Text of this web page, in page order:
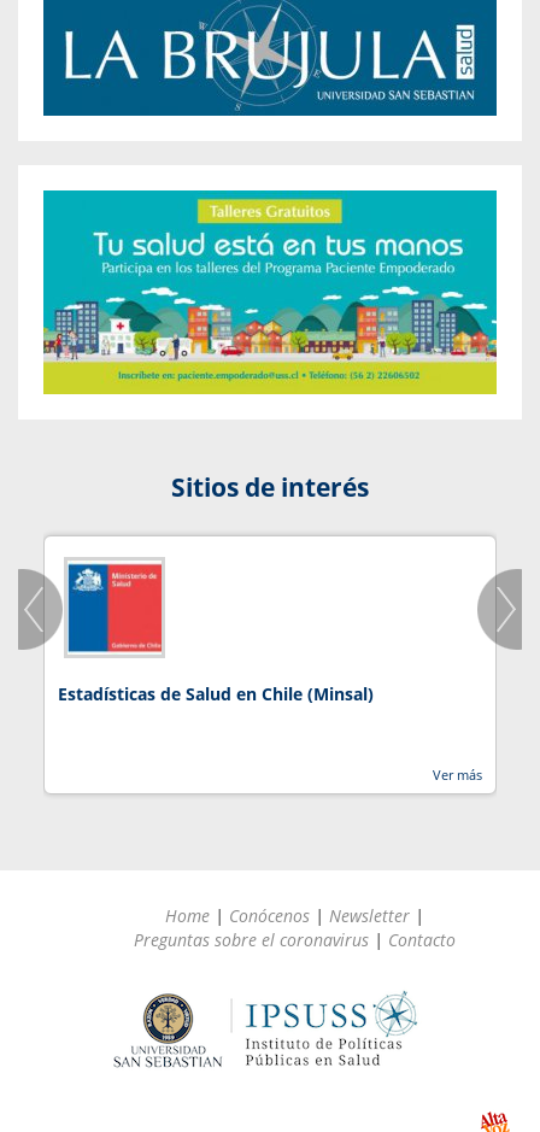
Sitios de interés
Estadísticas de Salud en Chile (Minsal)
Ver más
Home | Conócenos | Newsletter |
Preguntas sobre el coronavirus | Contacto